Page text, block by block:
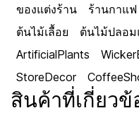
ของแต่งร้าน
ร้านกาแฟ
ต้นไม้เลื้อย
ต้นไม้ปลอ
ArtificialPlants
StoreDecor
สินค้าที่เกี่ยวข้